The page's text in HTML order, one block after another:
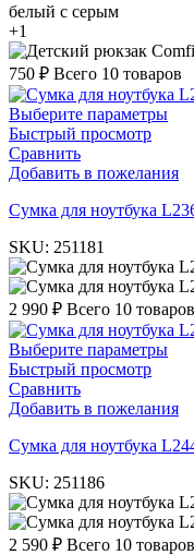
белый с серым
+1
750 ₽ Всего 10 товаров
Выберите параметры
Быстрый просмотр
Сравнить
Добавить в пожелания
Cумка для ноутбука
SKU: 251181
2 990 ₽ Всего 10 товаров
Выберите параметры
Быстрый просмотр
Сравнить
Добавить в пожелания
Cумка для ноутбука
SKU: 251186
2 590 ₽ Всего 10 товаров